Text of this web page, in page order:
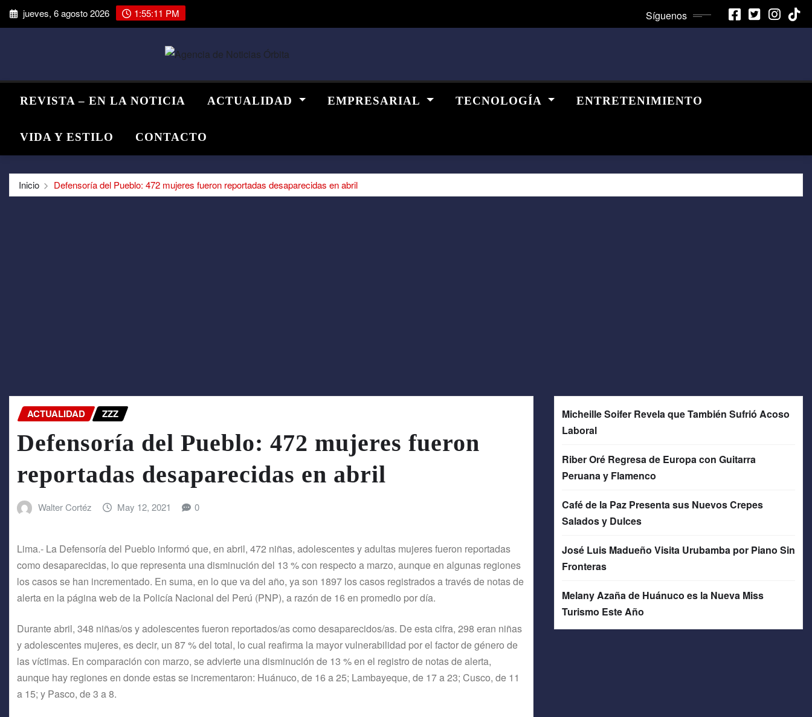
Saltarjueves, 6 agosto 2026 1:55:12 PM Síguenos
REVISTA – EN LA NOTICIA ACTUALIDAD EMPRESARIAL TECNOLOGÍA ENTRETENIMIENTO
VIDA Y ESTILO CONTACTO
Inicio Defensoría del Pueblo: 472 mujeres fueron reportadas desaparecidas en abril
ACTUALIDAD ZZZ
Defensoría del Pueblo: 472 mujeres fueron
reportadas desaparecidas en abril
Walter Cortéz May 12, 2021 0
Lima.- La Defensoría del Pueblo informó que, en abril, 472 niñas, adolescentes y adultas mujeres fueron reportadas
como desaparecidas, lo que representa una disminución del 13 % con respecto a marzo, aunque en algunas regiones
los casos se han incrementado. En suma, en lo que va del año, ya son 1897 los casos registrados a través de notas de
alerta en la página web de la Policía Nacional del Perú (PNP), a razón de 16 en promedio por día.
Durante abril, 348 niñas/os y adolescentes fueron reportados/as como desaparecidos/as. De esta cifra, 298 eran niñas
y adolescentes mujeres, es decir, un 87 % del total, lo cual reafirma la mayor vulnerabilidad por el factor de género de
las víctimas. En comparación con marzo, se advierte una disminución de 13 % en el registro de notas de alerta,
aunque hay regiones en donde estas se incrementaron: Huánuco, de 16 a 25; Lambayeque, de 17 a 23; Cusco, de 11
a 15; y Pasco, de 3 a 8.
Micheille Soifer Revela que También Sufrió Acoso
Laboral
Riber Oré Regresa de Europa con Guitarra
Peruana y Flamenco
Café de la Paz Presenta sus Nuevos Crepes
Salados y Dulces
José Luis Madueño Visita Urubamba por Piano Sin
Fronteras
Melany Azaña de Huánuco es la Nueva Miss
Turismo Este Año